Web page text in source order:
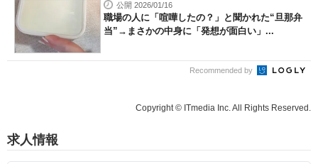
公開 2026/01/16
職場の人に「喧嘩したの？」と聞かれた“旦那弁
当”→まさかの中身に「発想が面白い」...
Recommended by
Copyright © ITmedia Inc. All Rights Reserved.
求人情報